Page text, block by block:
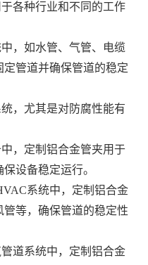
各种行业和不同的工作
，如水管、气管、电缆
管道并确保管道的稳定
，尤其是对防腐性能有
，定制铝合金管夹用于
设备稳定运行。
系统中，定制铝合金
等，确保管道的稳定性
道系统中，定制铝合金